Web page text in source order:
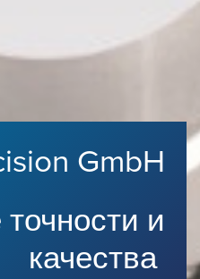
GmbH
и
качества